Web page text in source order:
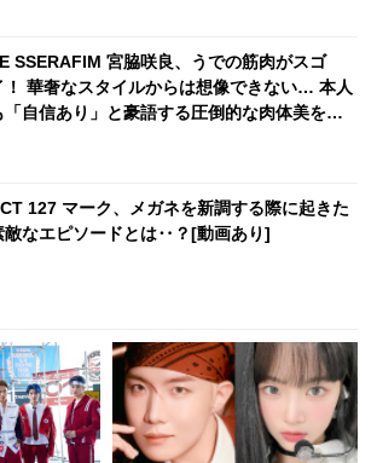
SSERAFIM 宮脇咲良、うでの筋肉がスゴ
！ 華奢なスタイルからは想像できない… 本人
「自信あり」と豪語する圧倒的な肉体美を披
127 マーク、メガネを新調する際に起きた
敵なエピソードとは‥？[動画あり]